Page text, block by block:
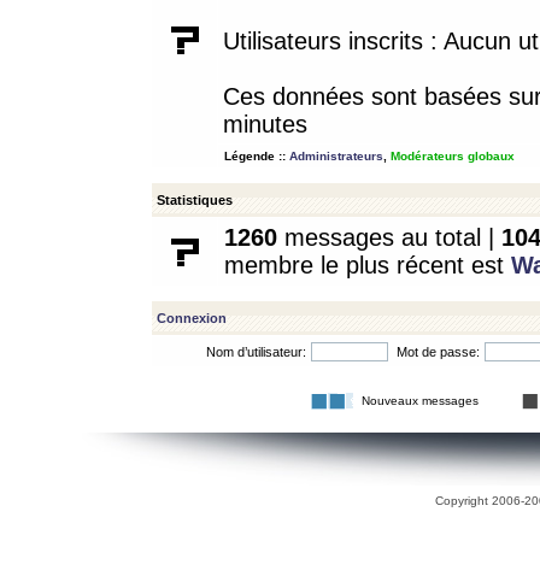
Utilisateurs inscrits : Aucun
Ces données sont basées
minutes
Légende :: Administrateurs Modérateurs globaux
Statistiques
1260 messages au total | 104
membre le plus récent est
Connexion
Nom d’utilisateur: Mot de passe:
Nouveaux messages
Copyright 2006-